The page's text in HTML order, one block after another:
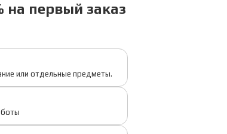
на первый заказ
или отдельные предметы.